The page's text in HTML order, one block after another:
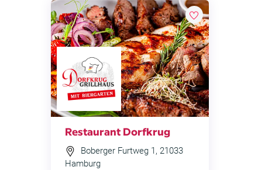
Restaurant Dorfkrug
Boberger Furtweg 1, 21033
Hamburg